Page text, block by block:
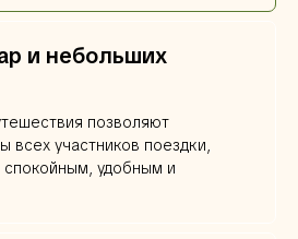
и небольших
позволяют
всех участников поездки,
удобным и